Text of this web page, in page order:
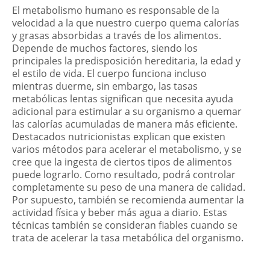
El metabolismo humano es responsable de la
velocidad a la que nuestro cuerpo quema calorías
y grasas absorbidas a través de los alimentos.
Depende de muchos factores, siendo los
principales la predisposición hereditaria, la edad y
el estilo de vida. El cuerpo funciona incluso
mientras duerme, sin embargo, las tasas
metabólicas lentas significan que necesita ayuda
adicional para estimular a su organismo a quemar
las calorías acumuladas de manera más eficiente.
Destacados nutricionistas explican que existen
varios métodos para acelerar el metabolismo, y se
cree que la ingesta de ciertos tipos de alimentos
puede lograrlo. Como resultado, podrá controlar
completamente su peso de una manera de calidad.
Por supuesto, también se recomienda aumentar la
actividad física y beber más agua a diario. Estas
técnicas también se consideran fiables cuando se
trata de acelerar la tasa metabólica del organismo.